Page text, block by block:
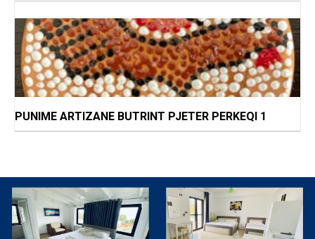
PUNIME ARTIZANE BUTRINT PJETER PERKEQI 1